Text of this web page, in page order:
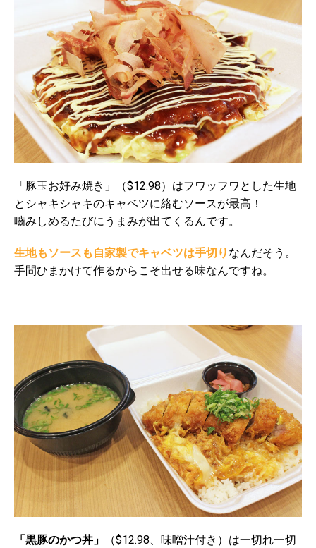
「豚玉お好み焼き」（$12.98）はフワッフワとした生地
とシャキシャキのキャベツに絡むソースが最高！
嚙みしめるたびにうまみが出てくるんです。
生地もソースも自家製でキャベツは手切り なんだそう。
手間ひまかけて作るからこそ出せる味なんですね。
「黒豚のかつ丼」
（$12.98、味噌汁付き）は一切れ一切